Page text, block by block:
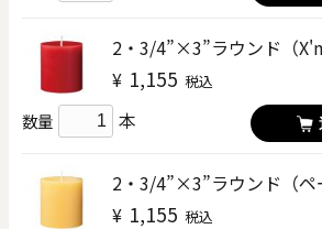
2・3/4”×3”ラウンド（
¥ 1,155 税込
数量 本
2・3/4”×3”ラウンド（ペ
¥ 1,155 税込